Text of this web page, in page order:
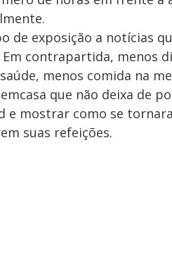
de exposição a notícias
contrapartida, menos
menos comida na
que não deixa de
e mostrar como se
suas refeições.